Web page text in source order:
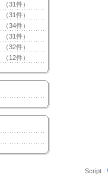
（31件）
（31件）
（34件）
（31件）
（32件）
（12件）
Script :